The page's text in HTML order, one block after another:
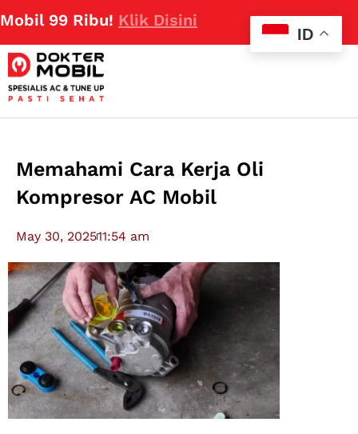
Ribu!Klik Disini
Memahami Cara Kerja Oli
Kompresor AC Mobil
May 30, 202511:54 am
ID